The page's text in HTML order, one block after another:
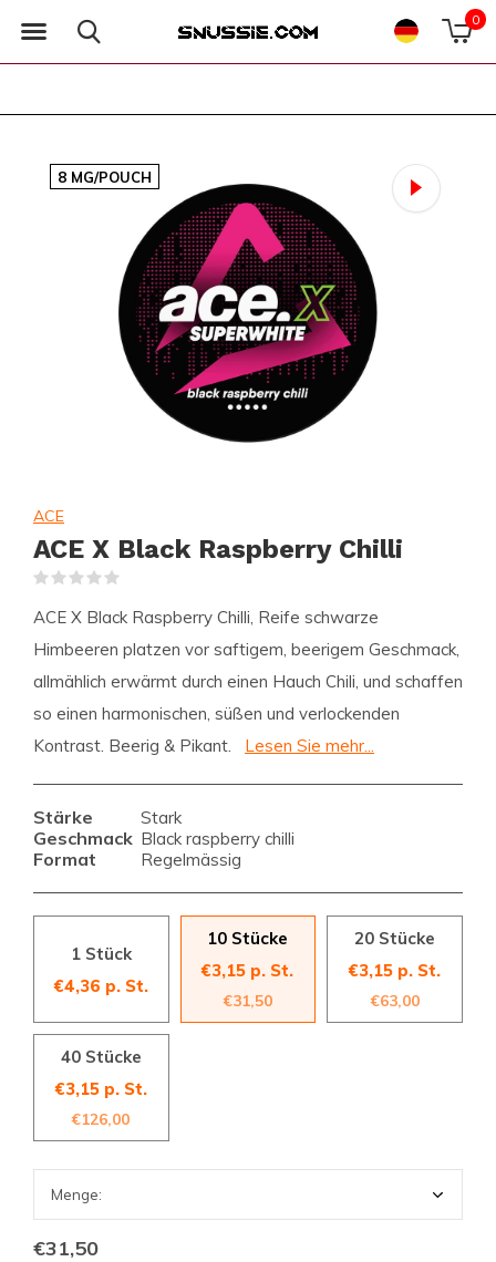
0
8 MG/POUCH
ACE
ACE X Black Raspberry Chilli
ACE X Black Raspberry Chilli, Reife schwarze
Himbeeren platzen vor saftigem, beerigem Geschmack,
allmählich erwärmt durch einen Hauch Chili, und schaffen
so einen harmonischen, süßen und verlockenden
Kontrast. Beerig & Pikant.
Lesen Sie mehr...
Stärke Stark
Geschmack Black raspberry chilli
Format Regelmässig
1 Stück
€4,36 p. St.
10 Stücke
€3,15 p. St.
€31,50
20 Stücke
€3,15 p. St.
€63,00
40 Stücke
€3,15 p. St.
€126,00
€31,50